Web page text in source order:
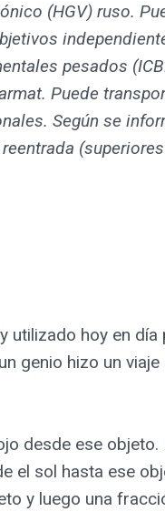
(HGV) ruso.
pesados
Puede
Según se
hoy en
genio hizo un
desde ese
el sol hasta ese
y luego una